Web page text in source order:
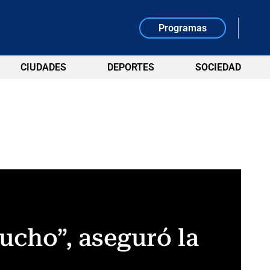
Programas
CIUDADES DEPORTES SOCIEDAD
aseguró la